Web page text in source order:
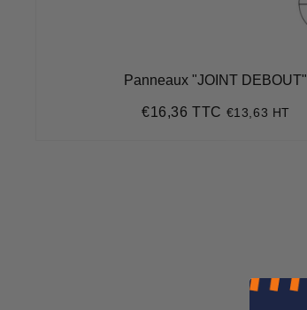
Panneaux "JOINT DEBOUT"
Prix
€16,36 TTC €16,36
€13,63 HT